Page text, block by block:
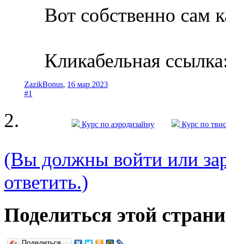
Вот собственно сам
Кликабельная
ZazikBonus, 16 мар 2023
#1
Курс по аэродизайну Курс по
(Вы должны войти или
ответить.)
Поделиться этой